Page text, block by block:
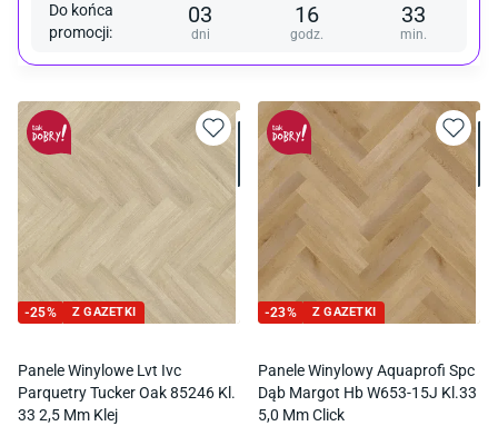
Do końca
promocji:
03
dni
16
godz.
33
min.
-25% Z GAZETKI
Panele Winylowe Lvt Ivc
Parquetry Tucker Oak 85246 Kl.
33 2,5 Mm Klej
-23% Z GAZETKI
Panele Winylowy Aquaprofi Spc
Dąb Margot Hb W653-15J Kl.33
5,0 Mm Click